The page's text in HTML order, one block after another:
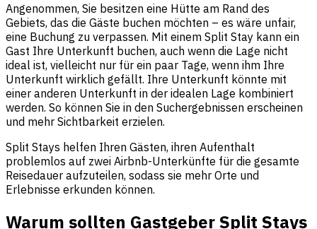
Angenommen, Sie besitzen eine Hütte am Rand des
Gebiets, das die Gäste buchen möchten – es wäre unfair,
eine Buchung zu verpassen. Mit einem Split Stay kann ein
Gast Ihre Unterkunft buchen, auch wenn die Lage nicht
ideal ist, vielleicht nur für ein paar Tage, wenn ihm Ihre
Unterkunft wirklich gefällt. Ihre Unterkunft könnte mit
einer anderen Unterkunft in der idealen Lage kombiniert
werden. So können Sie in den Suchergebnissen erscheinen
und mehr Sichtbarkeit erzielen.
Split Stays helfen Ihren Gästen, ihren Aufenthalt
problemlos auf zwei Airbnb-Unterkünfte für die gesamte
Reisedauer aufzuteilen, sodass sie mehr Orte und
Erlebnisse erkunden können.
Warum sollten Gastgeber Split Stays